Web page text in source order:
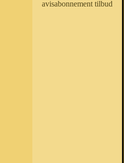
avisabonnement tilbud